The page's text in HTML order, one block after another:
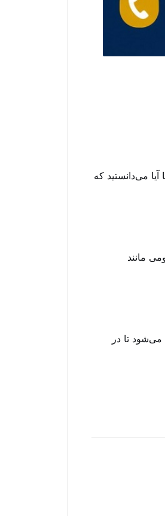
می‌دانستید که
مانند
تا در